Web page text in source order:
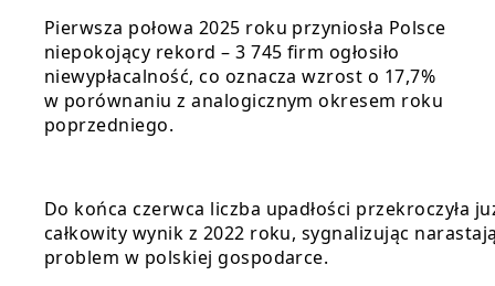
Pierwsza połowa 2025 roku przyniosła Polsce
niepokojący rekord – 3 745 firm ogłosiło
niewypłacalność, co oznacza wzrost o 17,7%
w porównaniu z analogicznym okresem roku
poprzedniego.
Do końca czerwca liczba upadłości przekroczyła
całkowity wynik z 2022 roku, sygnalizując
problem w polskiej gospodarce.